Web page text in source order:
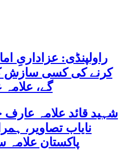
راولپنڈی: عزاداریِ
کرنے کی کسی سازش
گے،
شہید قائد علامہ
نایاب تصاویر،
پاکستان